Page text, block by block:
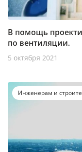
В помощь
по вентиляции.
5 октября 2021
Инженерам и